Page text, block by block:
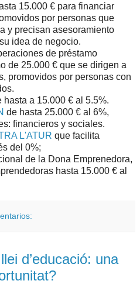
15.000 € para financiar
por personas que
y precisan asesoramiento
idea de negocio.
de préstamo
de 25.000 € que se dirigen a
promovidos por personas con
hasta a 15.000 € al 5.5%.
de hasta 25.000 € al 6%,
financieros y sociales.
L'ATUR que facilita
del 0%;
de la Dona Emprenedora,
hasta 15.000 € al
d’educació: una